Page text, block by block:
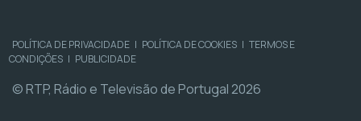
POLÍTICA DE PRIVACIDADE | POLÍTICA DE COOKIES | TERMOS E
CONDIÇÕES | PUBLICIDADE
© RTP, Rádio e Televisão de Portugal 2026